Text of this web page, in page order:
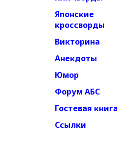
Японские
кроссворды
Викторина
Анекдоты
Юмор
Форум АБС
Гостевая книга
Ссылки